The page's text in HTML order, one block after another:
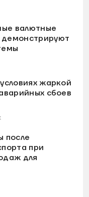
валютные
жаркой
сбоев
после
при
для